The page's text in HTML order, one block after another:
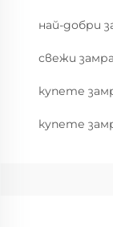
най-добри
свежи
купете
купете